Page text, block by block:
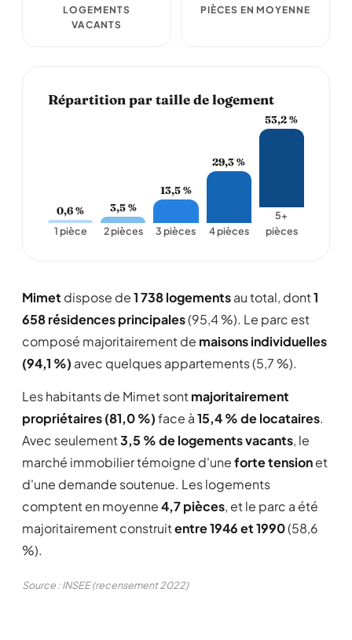
LOGEMENTS
VACANTS
PIÈCES EN MOYENNE
Répartition par taille de logement
0,6 %
1 pièce
3,5 %
2 pièces
13,5 %
3 pièces
29,3 %
4 pièces
53,2 %
5+
pièces
Mimet dispose de1 738 logementsau total, dont1
658 résidences principales(95,4 %). Le parc est
composé majoritairement de maisons individuelles
(94,1 %) avec quelques appartements (5,7 %).
Les habitants de Mimet sontmajoritairement
propriétaires (81,0 %)face à15,4 % de locataires.
Avec seulement3,5 % de logements vacants, le
marché immobilier témoigne d'uneforte tensionet
d'une demande soutenue. Les logements
comptent en moyenne4,7 pièces, et le parc a été
majoritairement construitentre 1946 et 1990(58,6
%).
Source : INSEE (recensement 2022)